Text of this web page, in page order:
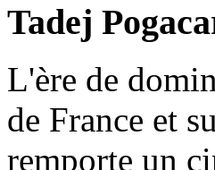
Tadej
L'ère de
de France et
remporte un